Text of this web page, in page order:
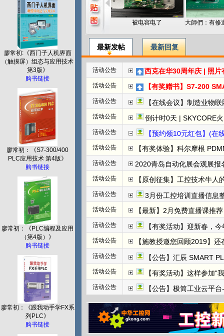
廖常初:《西门子人机界面
（触摸屏）组态与应用技术
第3版》
购书链接
廖常初：《S7-300/400
PLC应用技术 第4版》
购书链接
廖常初：《PLC编程及应用
（第4版）》
购书链接
廖常初：《跟我动手学FX系
列PLC》
购书链接
被电容电了
最新发帖 最新回复
活动公告 西克在华30周年庆 | 照片
活动公告 【有奖赠书】S7-200 SMART
活动公告 【在线会议】制造业物
活动公告 倒计时0天 | SKYCORE火山湖超级工厂全
活动公告 【预约领10元红包】(在线直播)福
活动公告 【有奖体验】科尔摩根
活动公告 2020青岛自动化展会观展报名
活动公告 【原创征集】工控技术牛
活动公告 3月份工控培训直播信息整
活动公告 【最新】2月免费直播课推
活动公告 【有奖活动】迎新春，
活动公告 【施教授邀您回顾2019】
活动公告 【公告】汇辰 SMART
活动公告 【有奖活动】这样参加“
活动公告 【公告】极简工业云平台-